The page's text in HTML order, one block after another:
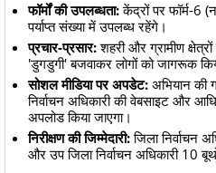
फॉर्मों की उपलब्धता:केंद्रों पर फॉर्म-6
पर्याप्त संख्या में उपलब्ध रहेंगे।
प्रचार-प्रसार:शहरी और ग्रामीण
'डुगडुगी' बजवाकर लोगों को जागरूक
सोशल मीडिया पर अपडेट: अभियान की
निर्वाचन अधिकारी की वेबसाइट और
अपलोड किया जाएगा।
निरीक्षण की जिम्मेदारी:जिला निर्वाचन
और उप जिला निर्वाचन अधिकारी 10